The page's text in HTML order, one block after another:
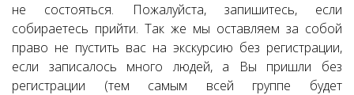
не состояться. Пожалуйста, запишитесь, если
собираетесь прийти. Так же мы оставляем за собой
право не пустить вас на экскурсию без регистрации,
если записалось много людей, а Вы пришли без
регистрации (тем самым всей группе будет